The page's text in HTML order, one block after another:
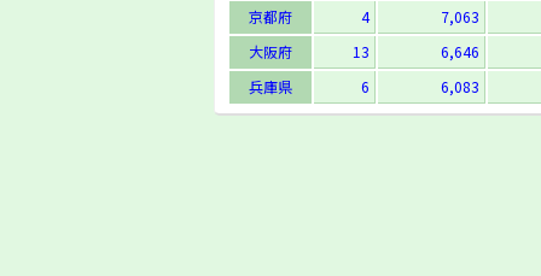
京都府
4
7,063
大阪府
13
6,646
兵庫県
6 6,083